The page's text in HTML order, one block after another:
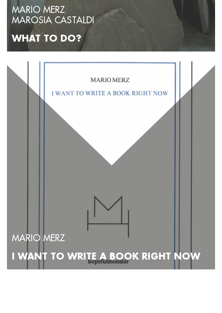
MARIO MERZ
MAROSIA CASTALDI
WHAT TO DO?
MARIO MERZ
I WANT TO WRITE A BOOK RIGHT NOW